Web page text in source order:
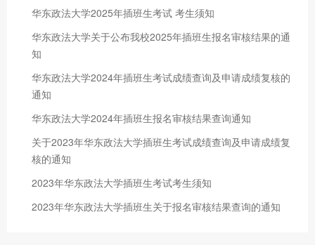
华东政法大学2025年插班生考试 考生须知
华东政法大学关于公布我校2025年插班生报名审核结果的通
知
华东政法大学2024年插班生考试成绩查询及申请成绩复核的
通知
华东政法大学2024年插班生报名审核结果查询通知
关于2023年华东政法大学插班生考试成绩查询及申请成绩复
核的通知
2023年华东政法大学插班生考试考生须知
2023年华东政法大学插班生关于报名审核结果查询的通知